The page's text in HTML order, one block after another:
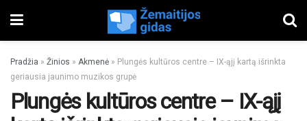
Pradžia » Žinios » Akmenė » Plungės kultūros centre – IX-ąjį kartą išrinkta
geriausia jaunimo muzikos grupė
Plungės kultūros centre – IX-ąjį